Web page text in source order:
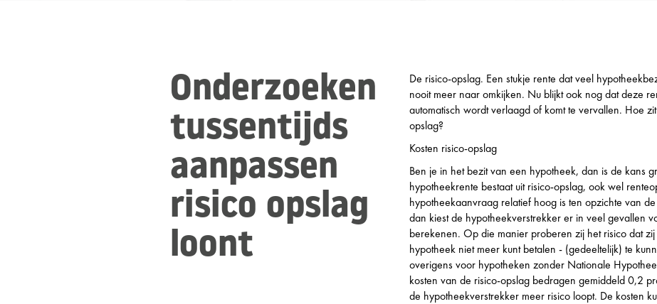
Onderzoeken
tussentijds
aanpassen
risico opslag
loont
De risico-opslag. Een stukje rente dat veel
nooit meer naar omkijken. Nu blijkt ook nog dat deze
automatisch wordt verlaagd of komt te vervallen. Hoe
opslag?
Kosten risico-opslag
Ben je in het bezit van een hypotheek, dan is de kans
hypotheekrente bestaat uit risico-opslag, ook wel
hypotheekaanvraag relatief hoog is ten opzichte van
dan kiest de hypotheekverstrekker er in veel gevallen
berekenen. Op die manier proberen zij het risico dat
hypotheek niet meer kunt betalen - (gedeeltelijk) te
overigens voor hypotheken zonder Nationale
kosten van de risico-opslag bedragen gemiddeld 0,2
de hypotheekverstrekker meer risico loopt. De kosten